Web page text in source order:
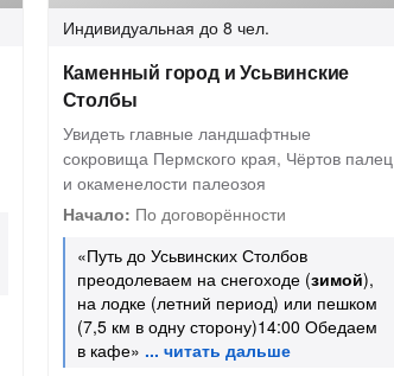
Индивидуальная до 8 чел.
Каменный город и Усьвинские
Столбы
Увидеть главные ландшафтные
сокровища Пермского края, Чёртов палец
и окаменелости палеозоя
Начало: По договорённости
«Путь до Усьвинских Столбов
преодолеваем на снегоходе (зимой),
на лодке (летний период) или пешком
(7,5 км в одну сторону)14:00 Обедаем
в кафе»